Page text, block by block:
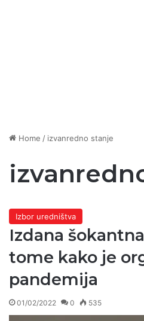
Home / izvanredno stanje
Izbor uredništva
Izdana
tome kako je
pandemija
01/02/2022 0 535